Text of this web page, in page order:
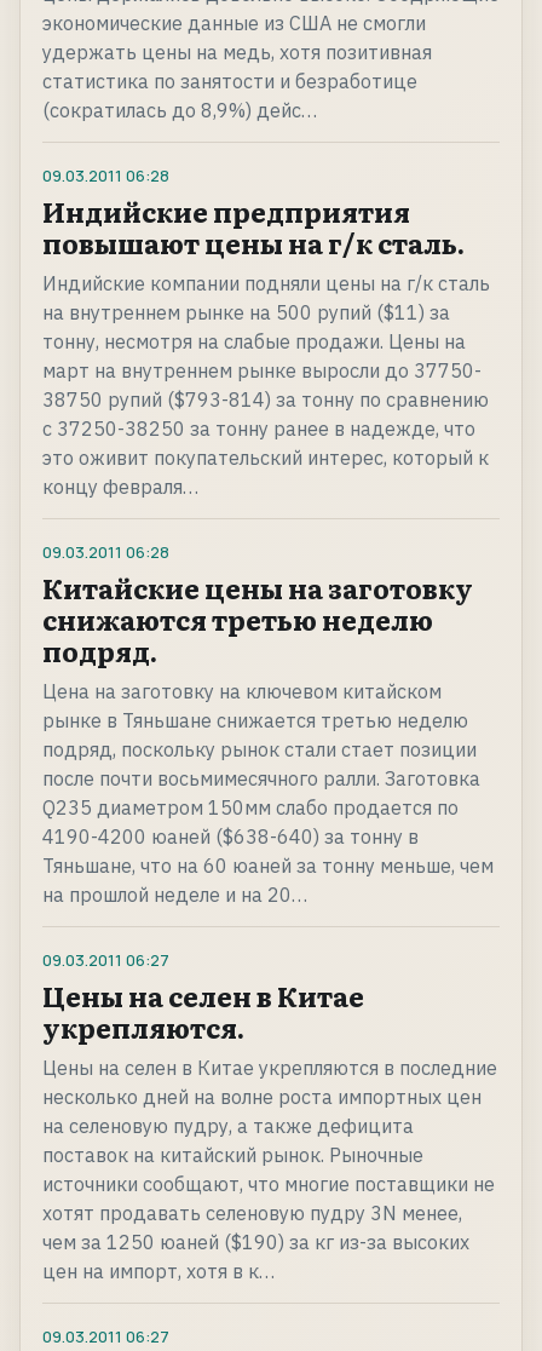
экономические данные из США не смогли
удержать цены на медь, хотя позитивная
статистика по занятости и безработице
(сократилась до 8,9%) дейс…
09.03.2011 06:28
Индийские предприятия
повышают цены на г/к сталь.
Индийские компании подняли цены на г/к сталь
на внутреннем рынке на 500 рупий ($11) за
тонну, несмотря на слабые продажи. Цены на
март на внутреннем рынке выросли до 37750-
38750 рупий ($793-814) за тонну по сравнению
с 37250-38250 за тонну ранее в надежде, что
это оживит покупательский интерес, который к
концу февраля…
09.03.2011 06:28
Китайские цены на заготовку
снижаются третью неделю
подряд.
Цена на заготовку на ключевом китайском
рынке в Тяньшане снижается третью неделю
подряд, поскольку рынок стали стает позиции
после почти восьмимесячного ралли. Заготовка
Q235 диаметром 150мм слабо продается по
4190-4200 юаней ($638-640) за тонну в
Тяньшане, что на 60 юаней за тонну меньше, чем
на прошлой неделе и на 20…
09.03.2011 06:27
Цены на селен в Китае
укрепляются.
Цены на селен в Китае укрепляются в последние
несколько дней на волне роста импортных цен
на селеновую пудру, а также дефицита
поставок на китайский рынок. Рыночные
источники сообщают, что многие поставщики не
хотят продавать селеновую пудру 3N менее,
чем за 1250 юаней ($190) за кг из-за высоких
цен на импорт, хотя в к…
09.03.2011 06:27